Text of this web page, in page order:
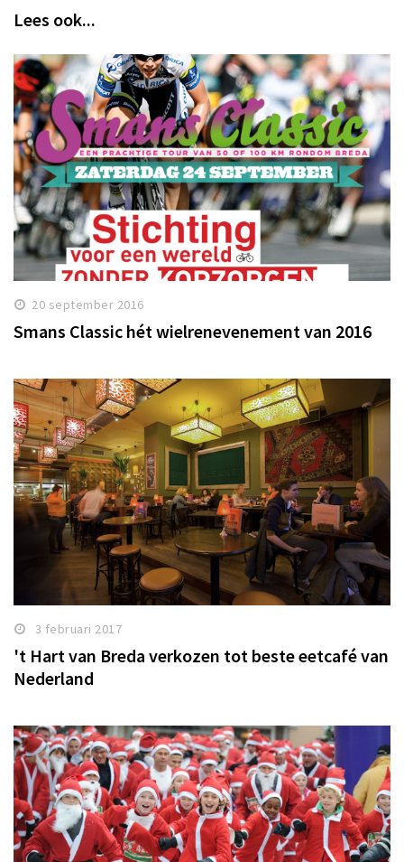
Lees ook...
20 september 2016
Smans Classic hét wielrenevenement van 2016
3 februari 2017
't Hart van Breda verkozen tot beste eetcafé van
Nederland